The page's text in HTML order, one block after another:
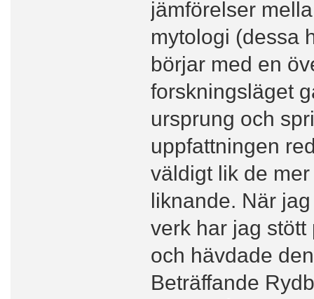
jämförelser
mytologi (dessa
börjar med en
forskningsläget
ursprung och
uppfattningen
väldigt lik de
liknande. När
verk har jag
och hävdade
Beträffande